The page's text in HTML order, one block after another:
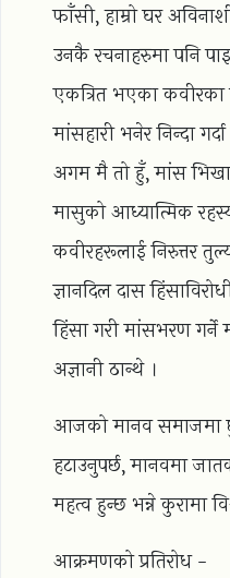
फाँसी, हाम्रो घर
उनकै रचनाहरुमा पनि
एकत्रित भएका
मांसहारी भनेर निन्दा
अगम मै तो हुँ, मांस
मासुको आध्यात्मिक
कवीरहरूलाई निरुत्तर
ज्ञानदिल दास
हिंसा गरी मांसभरण गर्ने
अज्ञानी ठान्थे ।
आजको मानव समाजमा
हटाउनुपर्छ, मानवमा
महत्व हुन्छ भन्ने कुरामा
आक्रमणको प्रतिरोध -